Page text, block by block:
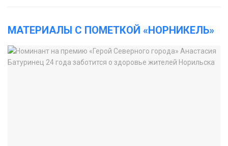
МАТЕРИАЛЫ С ПОМЕТКОЙ «НОРНИКЕЛЬ»